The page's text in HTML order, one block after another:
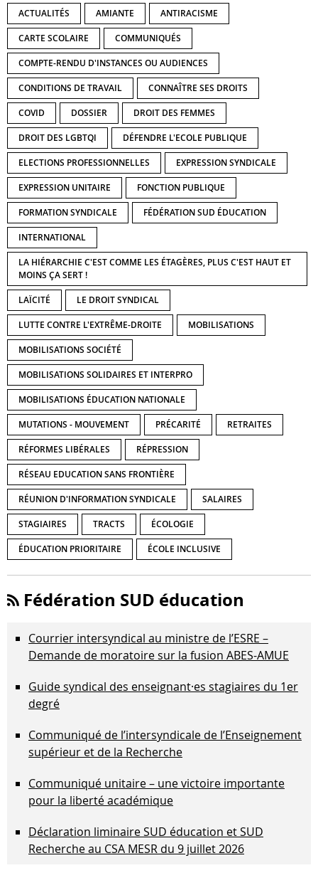
ACTUALITÉS AMIANTE ANTIRACISME
CARTE SCOLAIRE COMMUNIQUÉS
COMPTE-RENDU D'INSTANCES OU AUDIENCES
CONDITIONS DE TRAVAIL CONNAÎTRE SES DROITS
COVID DOSSIER DROIT DES FEMMES
DROIT DES LGBTQI DÉFENDRE L'ECOLE PUBLIQUE
ELECTIONS PROFESSIONNELLES EXPRESSION SYNDICALE
EXPRESSION UNITAIRE FONCTION PUBLIQUE
FORMATION SYNDICALE FÉDÉRATION SUD ÉDUCATION
INTERNATIONAL
LA HIÉRARCHIE C'EST COMME LES ÉTAGÈRES, PLUS C'EST HAUT ET
MOINS ÇA SERT !
LAÏCITÉ LE DROIT SYNDICAL
LUTTE CONTRE L'EXTRÊME-DROITE MOBILISATIONS
MOBILISATIONS SOCIÉTÉ
MOBILISATIONS SOLIDAIRES ET INTERPRO
MOBILISATIONS ÉDUCATION NATIONALE
MUTATIONS - MOUVEMENT PRÉCARITÉ RETRAITES
RÉFORMES LIBÉRALES RÉPRESSION
RÉSEAU EDUCATION SANS FRONTIÈRE
RÉUNION D'INFORMATION SYNDICALE SALAIRES
STAGIAIRES TRACTS ÉCOLOGIE
ÉDUCATION PRIORITAIRE ÉCOLE INCLUSIVE
Fédération SUD éducation
Courrier intersyndical au ministre de l’ESRE –
Demande de moratoire sur la fusion ABES-AMUE
Guide syndical des enseignant·es stagiaires du 1er
degré
Communiqué de l’intersyndicale de l’Enseignement
supérieur et de la Recherche
Communiqué unitaire – une victoire importante
pour la liberté académique
Déclaration liminaire SUD éducation et SUD
Recherche au CSA MESR du 9 juillet 2026